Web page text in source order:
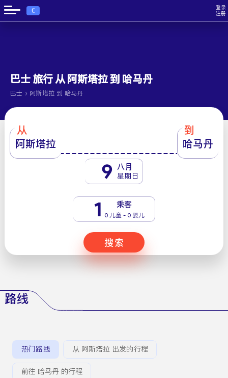
€
登录
注册
巴士 旅行 从 阿斯塔拉 到 哈马丹
巴士 › 阿斯塔拉 到 哈马丹
从
阿斯塔拉
到
哈马丹
9 八月
星期日
1 乘客
0 儿童 - 0 婴儿
搜索
路线
热门路线 从 阿斯塔拉 出发的行程
前往 哈马丹 的行程